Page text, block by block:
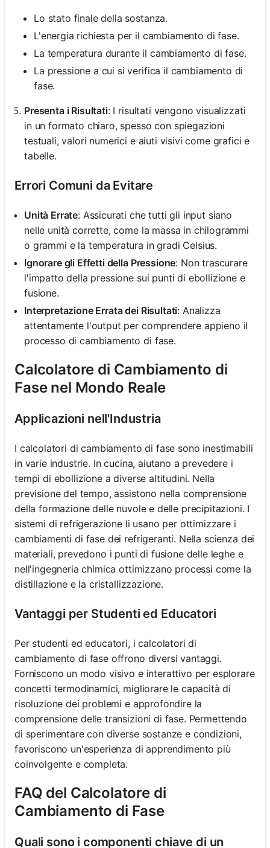
Lo stato finale della sostanza.
L'energia richiesta per il cambiamento di fase.
La temperatura durante il cambiamento di fase.
La pressione a cui si verifica il cambiamento di
fase.
Presenta i Risultati: I risultati vengono visualizzati
in un formato chiaro, spesso con spiegazioni
testuali, valori numerici e aiuti visivi come grafici e
tabelle.
Errori Comuni da Evitare
Unità Errate: Assicurati che tutti gli input siano
nelle unità corrette, come la massa in chilogrammi
o grammi e la temperatura in gradi Celsius.
Ignorare gli Effetti della Pressione: Non trascurare
l'impatto della pressione sui punti di ebollizione e
fusione.
Interpretazione Errata dei Risultati: Analizza
attentamente l'output per comprendere appieno il
processo di cambiamento di fase.
Calcolatore di Cambiamento di
Fase nel Mondo Reale
Applicazioni nell'Industria
I calcolatori di cambiamento di fase sono inestimabili
in varie industrie. In cucina, aiutano a prevedere i
tempi di ebollizione a diverse altitudini. Nella
previsione del tempo, assistono nella comprensione
della formazione delle nuvole e delle precipitazioni. I
sistemi di refrigerazione li usano per ottimizzare i
cambiamenti di fase dei refrigeranti. Nella scienza dei
materiali, prevedono i punti di fusione delle leghe e
nell'ingegneria chimica ottimizzano processi come la
distillazione e la cristallizzazione.
Vantaggi per Studenti ed Educatori
Per studenti ed educatori, i calcolatori di
cambiamento di fase offrono diversi vantaggi.
Forniscono un modo visivo e interattivo per esplorare
concetti termodinamici, migliorare le capacità di
risoluzione dei problemi e approfondire la
comprensione delle transizioni di fase. Permettendo
di sperimentare con diverse sostanze e condizioni,
favoriscono un'esperienza di apprendimento più
coinvolgente e completa.
FAQ del Calcolatore di
Cambiamento di Fase
Quali sono i componenti chiave di un